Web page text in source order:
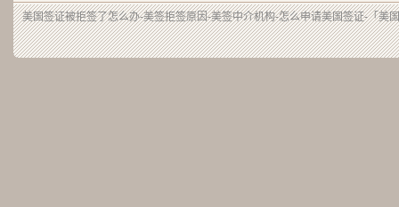
美国签证被拒签了怎么办-美签拒签原因-美签中介机构-怎么申请美国签证-「美